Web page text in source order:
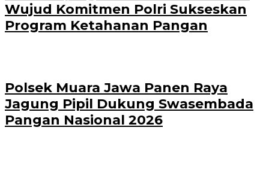
Wujud Komitmen Polri Sukseskan
Program Ketahanan Pangan
Polsek Muara Jawa Panen Raya
Jagung Pipil Dukung Swasembada
Pangan Nasional 2026